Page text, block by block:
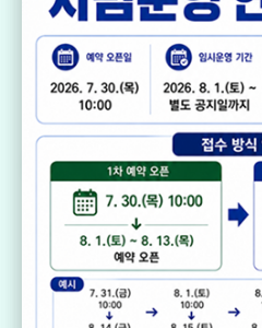
정관아쿠아드림 파크
기장생활체육센터